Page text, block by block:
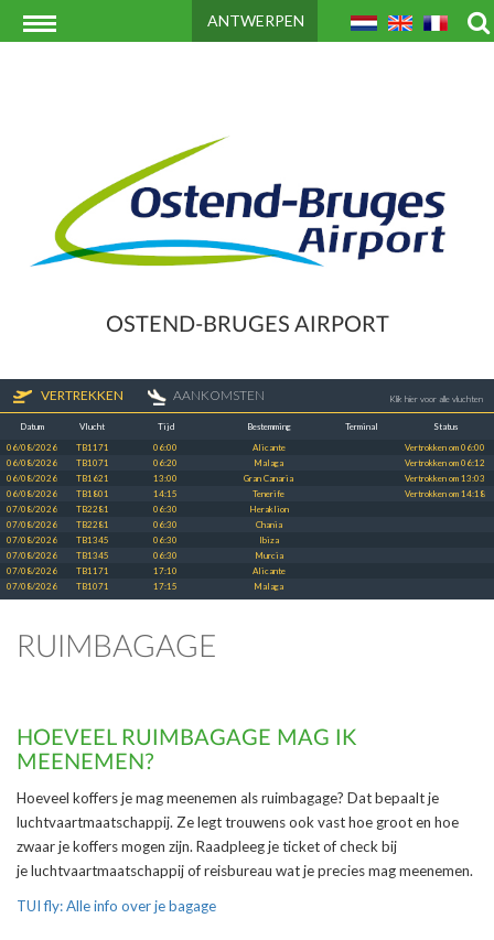
ANTWERPEN
OSTEND-BRUGES AIRPORT
VERTREKKEN AANKOMSTEN Klik hier voor alle vluchten
Datum Vlucht Tijd Bestemming Terminal
Status
06/08/2026
TB1171 06:00 Alicante
Vertrokken om 06:00
06/08/2026
TB1071 06:20 Malaga
Vertrokken om 06:12
06/08/2026
TB1621 13:00 Gran Canaria
Vertrokken om 13:03
06/08/2026
TB1801 14:15 Tenerife
Vertrokken om 14:18
07/08/2026
TB2281 06:30
Heraklion
07/08/2026
TB2281 06:30
Chania
07/08/2026
TB1345 06:30
Ibiza
07/08/2026
TB1345 06:30
Murcia
07/08/2026
TB1171 17:10
Alicante
07/08/2026
TB1071 17:15 Malaga
RUIMBAGAGE
HOEVEEL RUIMBAGAGE MAG IK
MEENEMEN?
Hoeveel koffers je mag meenemen als ruimbagage? Dat bepaalt je
luchtvaartmaatschappij. Ze legt trouwens ook vast hoe groot en hoe
zwaar je koffers mogen zijn. Raadpleeg je ticket of check bij
je luchtvaartmaatschappij of reisbureau wat je precies mag meenemen.
TUI fly: Alle info over je bagage